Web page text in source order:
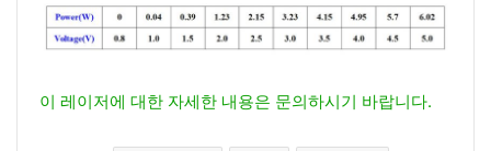
이 레이저에 대한 자세한 내용은 문의하시기 바랍니다.